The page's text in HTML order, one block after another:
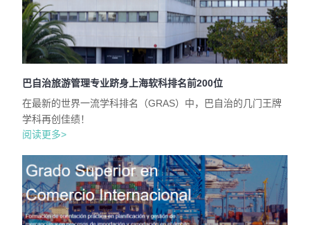
巴自治旅游管理专业跻身上海软科排名前200位
在最新的世界一流学科排名（GRAS）中，巴自治的几门王牌
学科再创佳绩！
阅读更多>